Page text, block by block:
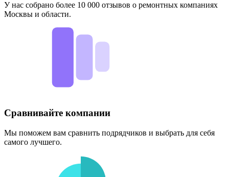
У нас собрано более 10 000 отзывов о ремонтных компаниях
Москвы и области.
Сравнивайте компании
Мы поможем вам сравнить подрядчиков и выбрать для себя
самого лучшего.